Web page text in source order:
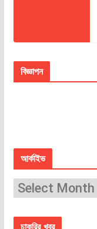
বিজ্ঞাপন
আর্কাইভ
চাকরির খবর